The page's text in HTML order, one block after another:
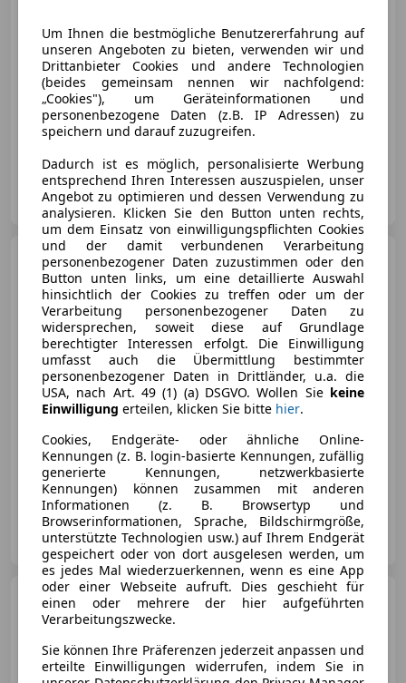
€ 17 790
04/1993 156 520 km Benzin
ÜZ Automobile e.U.
AT-6800 Feldkirch
Mercedes-Benz CE 300
CE-24 Coupé Sportline ID:10
€ 16 500
03/1991 175 000 km Benzin 162 kW (220 PS)
Kfz Fuchs Gebrauchtwagenhandel OG
AT-2333 Leopoldsdorf
Mercedes-Benz CE 300
300 CE-24 Cabr. Aut.
Um Ihnen die bestmögliche Benutzererfahrung auf
unseren Angeboten zu bieten, verwenden wir und
Drittanbieter Cookies und andere Technologien
(beides gemeinsam nennen wir nachfolgend:
„Cookies"), um Geräteinformationen und
personenbezogene Daten (z.B. IP Adressen) zu
speichern und darauf zuzugreifen.
Dadurch ist es möglich, personalisierte Werbung
entsprechend Ihren Interessen auszuspielen, unser
Angebot zu optimieren und dessen Verwendung zu
analysieren. Klicken Sie den Button unten rechts,
um dem Einsatz von einwilligungspflichten Cookies
und der damit verbundenen Verarbeitung
personenbezogener Daten zuzustimmen oder den
Button unten links, um eine detaillierte Auswahl
hinsichtlich der Cookies zu treffen oder um der
Verarbeitung personenbezogener Daten zu
widersprechen, soweit diese auf Grundlage
berechtigter Interessen erfolgt. Die Einwilligung
umfasst auch die Übermittlung bestimmter
personenbezogener Daten in Drittländer, u.a. die
USA, nach Art. 49 (1) (a) DSGVO. Wollen Sie keine
Einwilligung erteilen, klicken Sie bitte hier.
Cookies, Endgeräte- oder ähnliche Online-
Kennungen (z. B. login-basierte Kennungen, zufällig
generierte Kennungen, netzwerkbasierte
Kennungen) können zusammen mit anderen
Informationen (z. B. Browsertyp und
Browserinformationen, Sprache, Bildschirmgröße,
unterstützte Technologien usw.) auf Ihrem Endgerät
gespeichert oder von dort ausgelesen werden, um
es jedes Mal wiederzuerkennen, wenn es eine App
oder einer Webseite aufruft. Dies geschieht für
einen oder mehrere der hier aufgeführten
Verarbeitungszwecke.
Sie können Ihre Präferenzen jederzeit anpassen und
erteilte Einwilligungen widerrufen, indem Sie in